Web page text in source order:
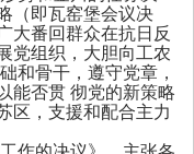
（即瓦窑堡会议决
大番回群众在抗日反
党组织，大胆向工农
和骨干，遵守党章，
能否贯 彻党的新策略
区，支援和配合主力